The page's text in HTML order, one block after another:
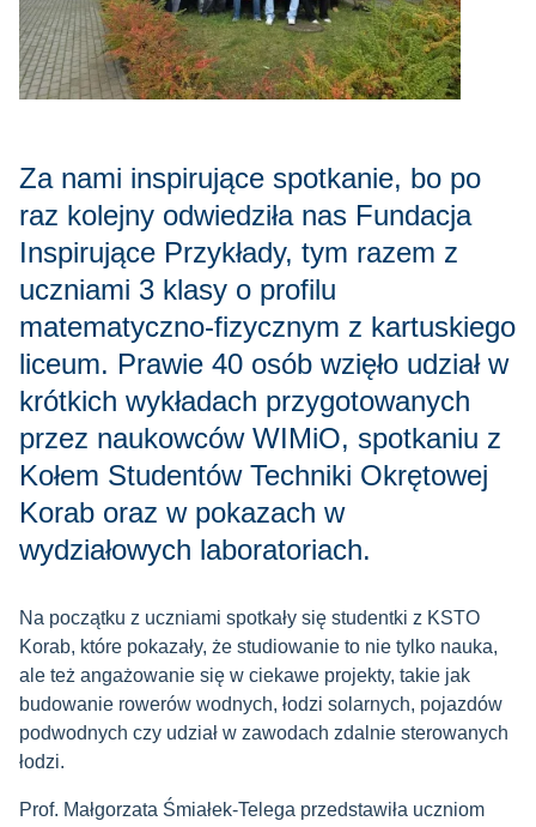
Za nami inspirujące spotkanie, bo po
raz kolejny odwiedziła nas Fundacja
Inspirujące Przykłady, tym razem z
uczniami 3 klasy o profilu
matematyczno-fizycznym z kartuskiego
liceum. Prawie 40 osób wzięło udział w
krótkich wykładach przygotowanych
przez naukowców WIMiO, spotkaniu z
Kołem Studentów Techniki Okrętowej
Korab oraz w pokazach w
wydziałowych laboratoriach.
Na początku z uczniami spotkały się studentki z KSTO
Korab, które pokazały, że studiowanie to nie tylko nauka,
ale też angażowanie się w ciekawe projekty, takie jak
budowanie rowerów wodnych, łodzi solarnych, pojazdów
podwodnych czy udział w zawodach zdalnie sterowanych
łodzi.
Prof. Małgorzata Śmiałek-Telega przedstawiła uczniom